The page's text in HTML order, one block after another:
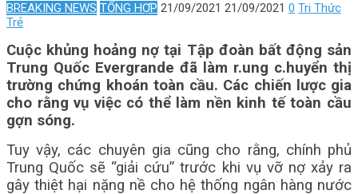
BREAKING NEWS TỔNG HỢP 21/09/2021 21/09/2021 0 Tri Thức
Trẻ
Cuộc khủng hoảng nợ tại Tập đoàn bất động sản
Trung Quốc Evergrande đã làm r.ung c.huyển thị
trường chứng khoán toàn cầu. Các chiến lược gia
cho rằng vụ việc có thể làm nền kinh tế toàn cầu
gợn sóng.
Tuy vậy, các chuyên gia cũng cho rằng, chính phủ
Trung Quốc sẽ “giải cứu” trước khi vụ vỡ nợ xảy ra
gây thiệt hại nặng nề cho hệ thống ngân hàng nước